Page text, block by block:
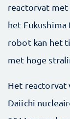
reactorvat
het
robot kan het
met hoge
Het reactorvat
Daiichi